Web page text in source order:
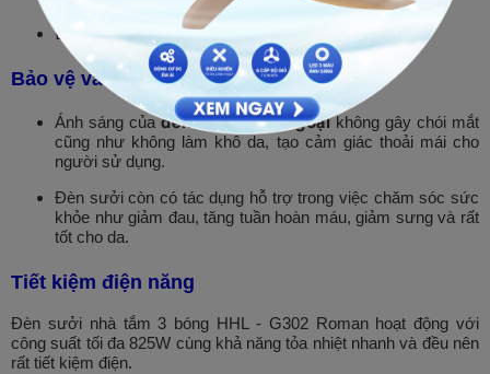
Đui đèn bằng sứ chịu nhiêt.
Bảo vệ và nâng cao sức khỏe
Ánh sáng củađèn sưởi hồng ngoạikhông gây chói mắt
cũng như không làm khô da, tạo cảm giác thoải mái cho
người sử dụng.
Đèn sưởi còn có tác dụng hỗ trợ trong việc chăm sóc sức
khỏe như giảm đau, tăng tuần hoàn máu, giảm sưng và rất
tốt cho da.
Tiết kiệm điện năng
Đèn sưởi nhà tắm 3 bóng HHL - G302 Roman hoạt động với
công suất tối đa 825W cùng khả năng tỏa nhiệt nhanh và đều nên
rất tiết kiệm điện.